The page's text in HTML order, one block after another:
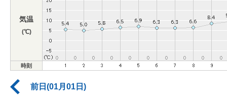
気温
(℃)
時刻
前日(01月01日)